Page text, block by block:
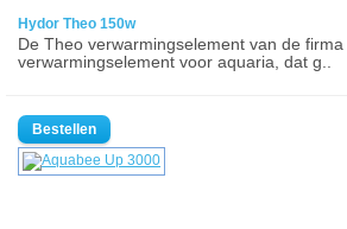
Hydor Theo 150w
De Theo verwarmingselement van de
verwarmingselement voor aquaria, dat g..